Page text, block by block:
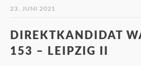
23. JUNI 2021
DIREKTKANDIDAT
153 – LEIPZIG II